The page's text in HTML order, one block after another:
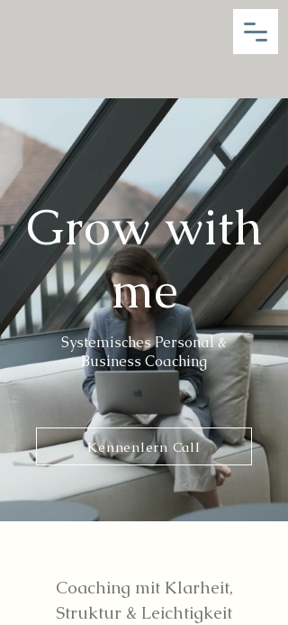
Grow with
me
Systemisches Personal &
Business Coaching
Kennenlern Call
Coaching mit Klarheit,
Struktur & Leichtigkeit